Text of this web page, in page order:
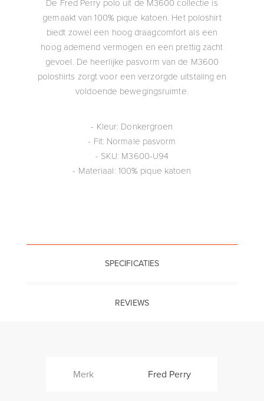
gemaakt van 100% pique katoen. Het poloshirt
biedt zowel een hoog draagcomfort als een
hoog ademend vermogen en een prettig zacht
gevoel. De heerlijke pasvorm van de M3600
poloshirts zorgt voor een verzorgde uitstaling en
voldoende bewegingsruimte.
- Kleur: Donkergroen
- Fit: Normale pasvorm
- SKU: M3600-U94
- Materiaal: 100% pique katoen
SPECIFICATIES
REVIEWS
Merk Fred Perry